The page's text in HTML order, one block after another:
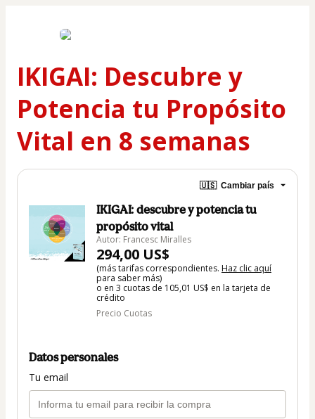
IKIGAI: Descubre y
Potencia tu Propósito
Vital en 8 semanas
🇺🇸 Cambiar país
IKIGAI: descubre y potencia tu
propósito vital
Autor: Francesc Miralles
294,00 US$
(más tarifas correspondientes. Haz clic aquí
para saber más)
o en 3 cuotas de 105,01 US$ en la tarjeta de
crédito
Precio Cuotas
Datos personales
Tu email